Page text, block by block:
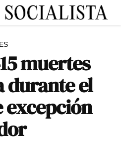
muertes
durante el
excepción